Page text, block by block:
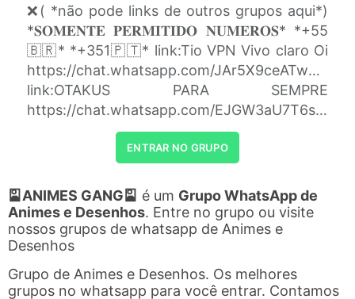
❌( *não pode links de outros grupos aqui*)
*𝐒𝐎𝐌𝐄𝐍𝐓𝐄 𝐏𝐄𝐑𝐌𝐈𝐓𝐈𝐃𝐎 𝐍𝐔𝐌𝐄𝐑𝐎𝐒* *+55
🇧🇷* *+351🇵🇹* link:Tio VPN Vivo claro Oi
https://chat.whatsapp.com/
link:OTAKUS PARA SEMPRE
https://chat.whatsapp.com/EJGW3aU7T6sDq0OaUNvMAm
ENTRAR NO GRUPO
🎴ANIMES GANG🎴 é um Grupo WhatsApp de
Animes e Desenhos. Entre no grupo ou visite
nossos grupos de whatsapp de Animes e
Desenhos
Grupo de Animes e Desenhos. Os melhores
grupos no whatsapp para você entrar. Contamos